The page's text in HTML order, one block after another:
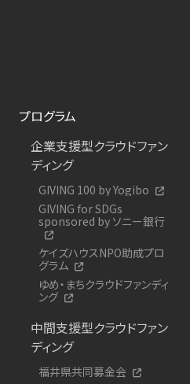
プログラム
企業支援型クラウドファン
ディング
GIVING 100 by Yogibo
GIVING for SDGs
sponsored by ソニー銀行
ケイズハウスNPO助成プロ
グラム
ゆめ・まちクラウドファンディ
ング
中間支援型クラウドファン
ディング
福井県共同募金会